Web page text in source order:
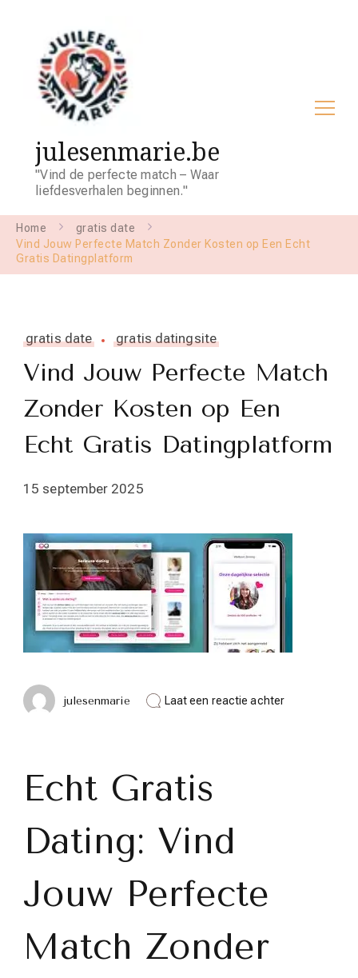
julesenmarie.be
"Vind de perfecte match – Waar
liefdesverhalen beginnen."
Home
gratis date
Vind Jouw Perfecte Match Zonder Kosten op Een Echt
Gratis Datingplatform
gratis date gratis datingsite
Vind Jouw Perfecte Match
Zonder Kosten op Een
Echt Gratis Datingplatform
15 september 2025
julesenmarie Laat een reactie achterop
Echt Gratis
Dating: Vind
Jouw Perfecte
Match Zonder